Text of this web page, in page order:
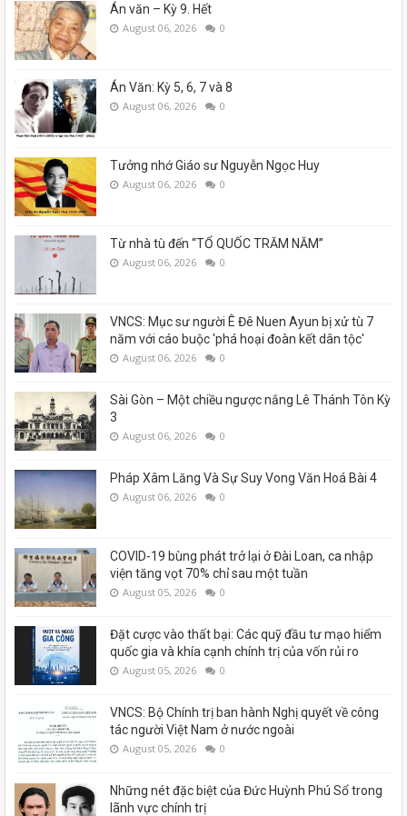
Án văn – Kỳ 9. Hết
August 06, 2026 0
Án Văn: Kỳ 5, 6, 7 và 8
August 06, 2026 0
Tưởng nhớ Giáo sư Nguyễn Ngọc Huy
August 06, 2026 0
Từ nhà tù đến “TỔ QUỐC TRĂM NĂM”
August 06, 2026 0
VNCS: Mục sư người Ê Đê Nuen Ayun bị xử tù 7
năm với cáo buộc 'phá hoại đoàn kết dân tộc'
August 06, 2026 0
Sài Gòn – Một chiều ngược nắng Lê Thánh Tôn Kỳ
3
August 06, 2026 0
Pháp Xâm Lăng Và Sự Suy Vong Văn Hoá Bài 4
August 06, 2026 0
COVID-19 bùng phát trở lại ở Đài Loan, ca nhập
viện tăng vọt 70% chỉ sau một tuần
August 05, 2026 0
Đặt cược vào thất bại: Các quỹ đầu tư mạo hiểm
quốc gia và khía cạnh chính trị của vốn rủi ro
August 05, 2026 0
VNCS: Bộ Chính trị ban hành Nghị quyết về công
tác người Việt Nam ở nước ngoài
August 05, 2026 0
Những nét đặc biệt của Đức Huỳnh Phú Sổ trong
lãnh vực chính trị